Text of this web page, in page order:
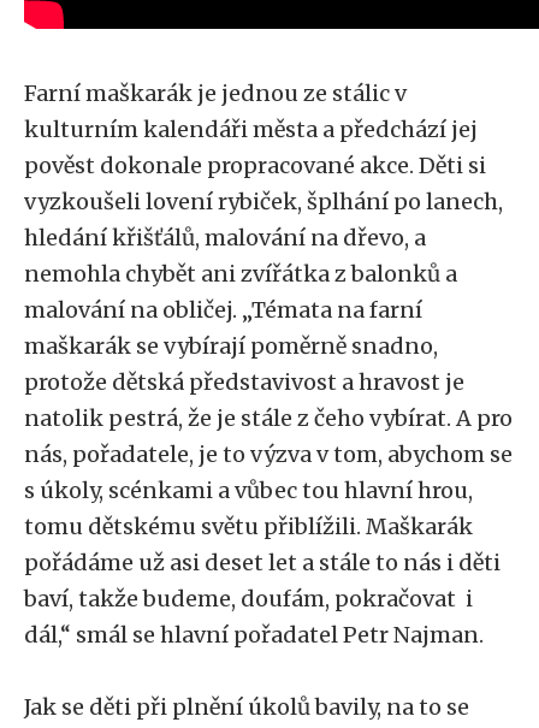
Farní maškarák je jednou ze stálic v
kulturním kalendáři města a předchází jej
pověst dokonale propracované akce. Děti si
vyzkoušeli lovení rybiček, šplhání po lanech,
hledání křišťálů, malování na dřevo, a
nemohla chybět ani zvířátka z balonků a
malování na obličej. „Témata na farní
maškarák se vybírají poměrně snadno,
protože dětská představivost a hravost je
natolik pestrá, že je stále z čeho vybírat. A pro
nás, pořadatele, je to výzva v tom, abychom se
s úkoly, scénkami a vůbec tou hlavní hrou,
tomu dětskému světu přiblížili. Maškarák
pořádáme už asi deset let a stále to nás i děti
baví, takže budeme, doufám, pokračovat i
dál,“ smál se hlavní pořadatel Petr Najman.
Jak se děti při plnění úkolů bavily, na to se